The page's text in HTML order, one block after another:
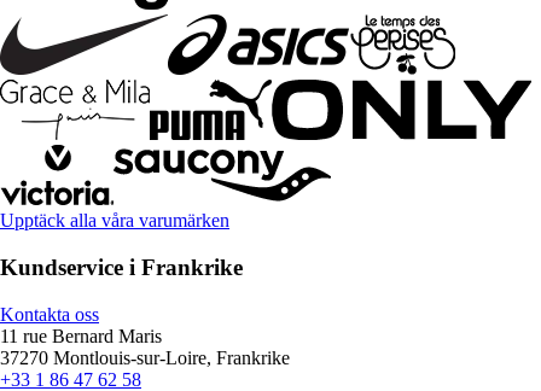
Upptäck alla våra varumärken
Kundservice i Frankrike
Kontakta oss
11 rue Bernard Maris
37270 Montlouis-sur-Loire, Frankrike
+33 1 86 47 62 58